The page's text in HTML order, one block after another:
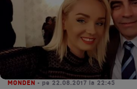
MONDEN • pe 22.08.2017 la 22:45